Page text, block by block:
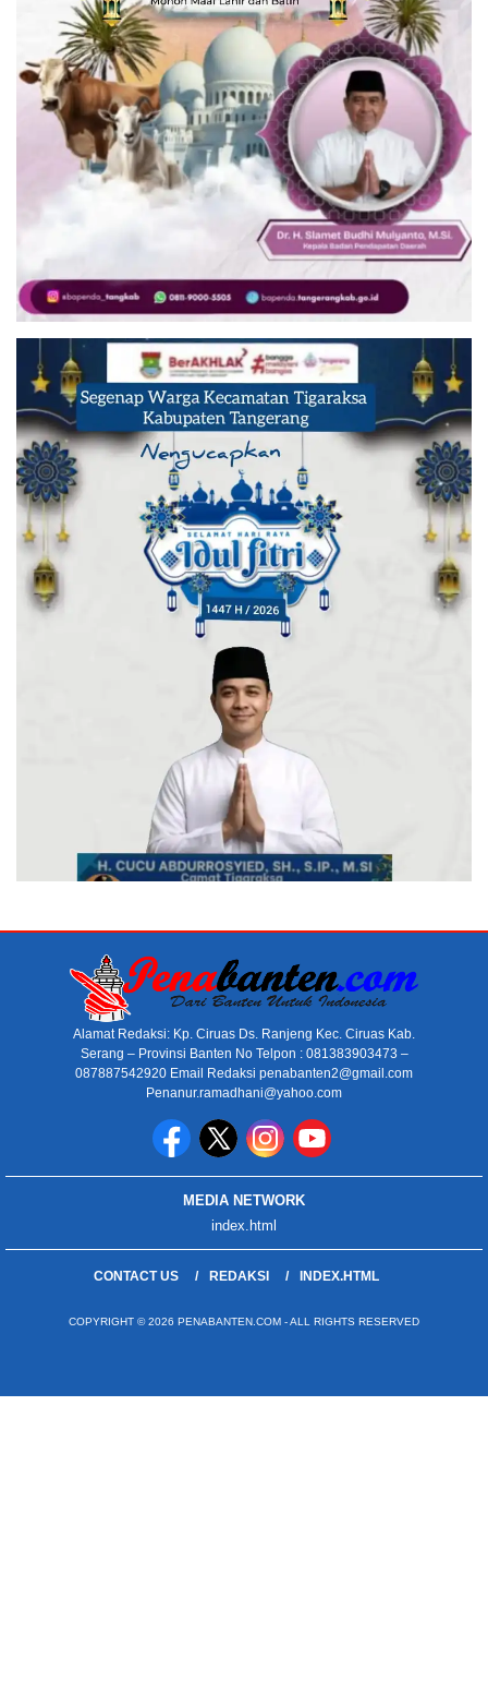
Alamat Redaksi: Kp. Ciruas Ds. Ranjeng Kec. Ciruas Kab.
Serang – Provinsi Banten No Telpon : 081383903473 –
087887542920 Email Redaksi penabanten2@gmail.com
Penanur.ramadhani@yahoo.com
MEDIA NETWORK
index.html
CONTACT US REDAKSI INDEX.HTML
COPYRIGHT © 2026 PENABANTEN.COM - ALL RIGHTS RESERVED